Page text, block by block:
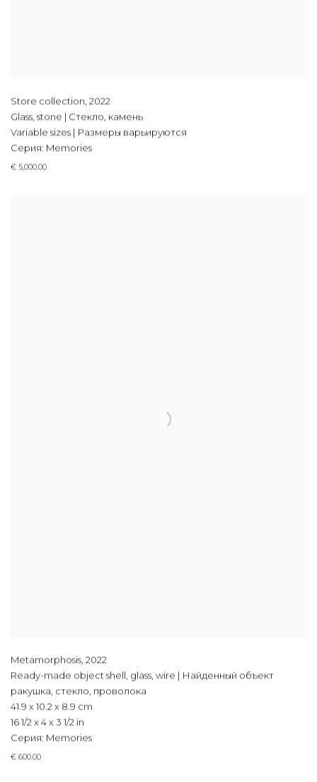
Store collection, 2022
Glass, stone | Стекло, камень
Variable sizes | Размеры варьируются
Серия: Memories
€ 5,000.00
Metamorphosis, 2022
Ready-made object shell, glass, wire | Найденный объект
ракушка, стекло, проволока
41.9 x 10.2 x 8.9 cm
16 1/2 x 4 x 3 1/2 in
Серия: Memories
€ 600.00